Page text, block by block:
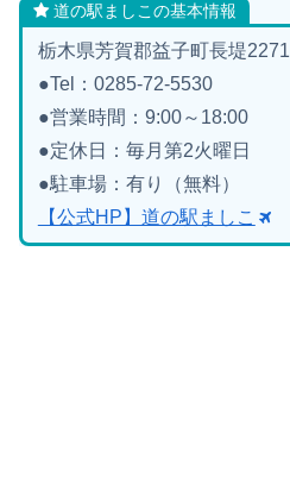
道の駅ましこの基本情報
栃木県芳賀郡益子町長堤2271
●Tel：0285-72-5530
●営業時間：9:00～18:00
●定休日：毎月第2火曜日
●駐車場：有り（無料）
【公式HP】道の駅ましこ